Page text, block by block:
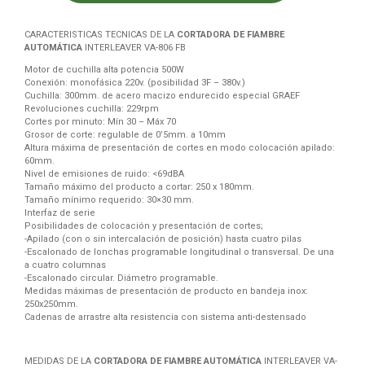
CARACTERISTICAS TECNICAS DE LA CORTADORA DE FIAMBRE
AUTOMÁTICA INTERLEAVER VA-806 FB
Motor de cuchilla alta potencia 500W
Conexión: monofásica 220v. (posibilidad 3F – 380v.)
Cuchilla: 300mm. de acero macizo endurecido especial GRAEF
Revoluciones cuchilla: 229rpm
Cortes por minuto: Mín 30 – Máx 70
Grosor de corte: regulable de 0’5mm. a 10mm
Altura máxima de presentación de cortes en modo colocación apilado:
60mm.
Nivel de emisiones de ruido: <69dBA
Tamaño máximo del producto a cortar: 250 x 180mm.
Tamaño mínimo requerido: 30×30 mm.
Interfaz de serie
Posibilidades de colocación y presentación de cortes;
-Apilado (con o sin intercalación de posición) hasta cuatro pilas
-Escalonado de lonchas programable longitudinal o transversal. De una
a cuatro columnas
-Escalonado circular. Diámetro programable.
Medidas máximas de presentación de producto en bandeja inox:
250x250mm.
Cadenas de arrastre alta resistencia con sistema anti-destensado
MEDIDAS DE LA CORTADORA DE FIAMBRE AUTOMÁTICA INTERLEAVER VA-